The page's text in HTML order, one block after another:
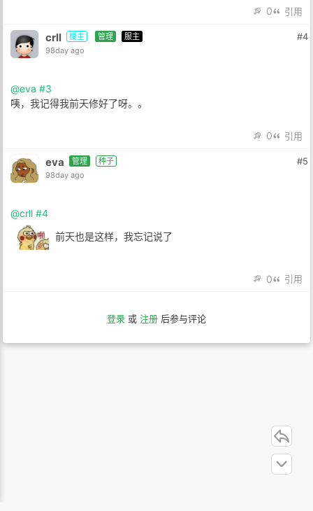
0 引用
crll 楼主 管理
服主
98day ago
#4
@eva #3
咦，我记得我前天修好了呀。。
0 引用
eva 管理
种子
98day ago
#5
@crll #4
前天也是这样，我忘记说了
0 引用
登录 或 注册 后参与评论